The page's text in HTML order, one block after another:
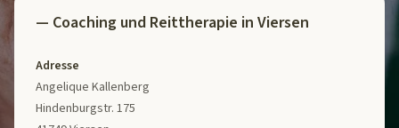
— Coaching und Reittherapie in Viersen
Adresse
Angelique Kallenberg
Hindenburgstr. 175